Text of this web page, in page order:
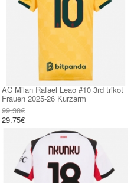
AC Milan Rafael Leao #10 3rd trikot
Frauen 2025-26 Kurzarm
99.38€
29.75€